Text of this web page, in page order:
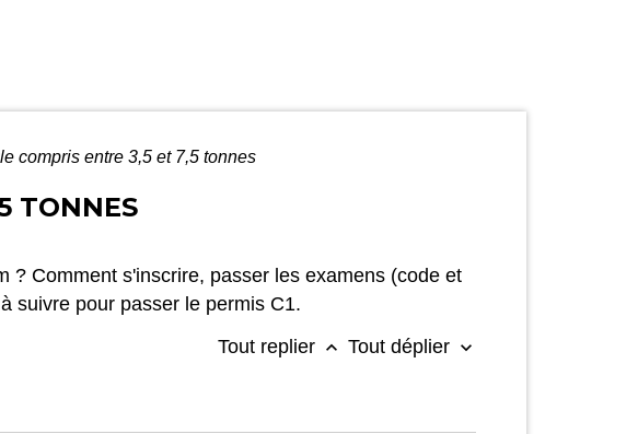
compris entre 3,5 et 7,5 tonnes
TONNES
? Comment s'inscrire, passer les examens (code et
suivre pour passer le permis C1.
Tout replier keyboard_arrow_up Tout déplier keyboard_arrow_down